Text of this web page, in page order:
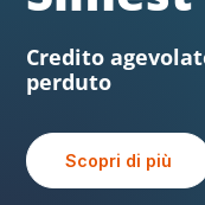
contributo a
Scopri di più